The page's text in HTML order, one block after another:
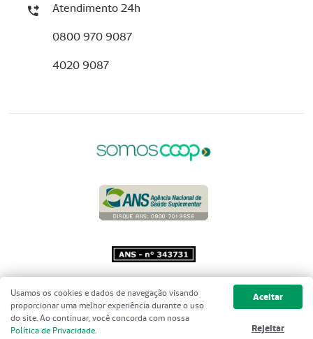
Atendimento 24h
0800 970 9087
4020 9087
Copyright 2001 - 2026 Unimed do
Brasil - Todos os direitos reservados
Usamos os cookies e dados de navegação visando
proporcionar uma melhor experiência durante o uso
do site. Ao continuar, você concorda com nossa
Política de Privacidade.
Aceitar
Rejeitar